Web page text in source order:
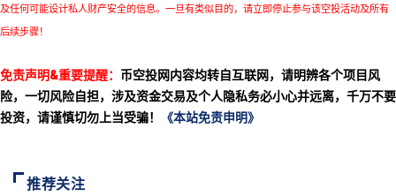
及任何可能设计私人财产安全的信息。一旦有类似目的，请立即停止参与该空投活动及所有
后续步骤！
免责声明&重要提醒： 币空投网内容均转自互联网，请明辨各个项目风
险，一切风险自担，涉及资金交易及个人隐私务必小心并远离，千万不要
投资，请谨慎切勿上当受骗！
《本站免责申明》
推荐关注